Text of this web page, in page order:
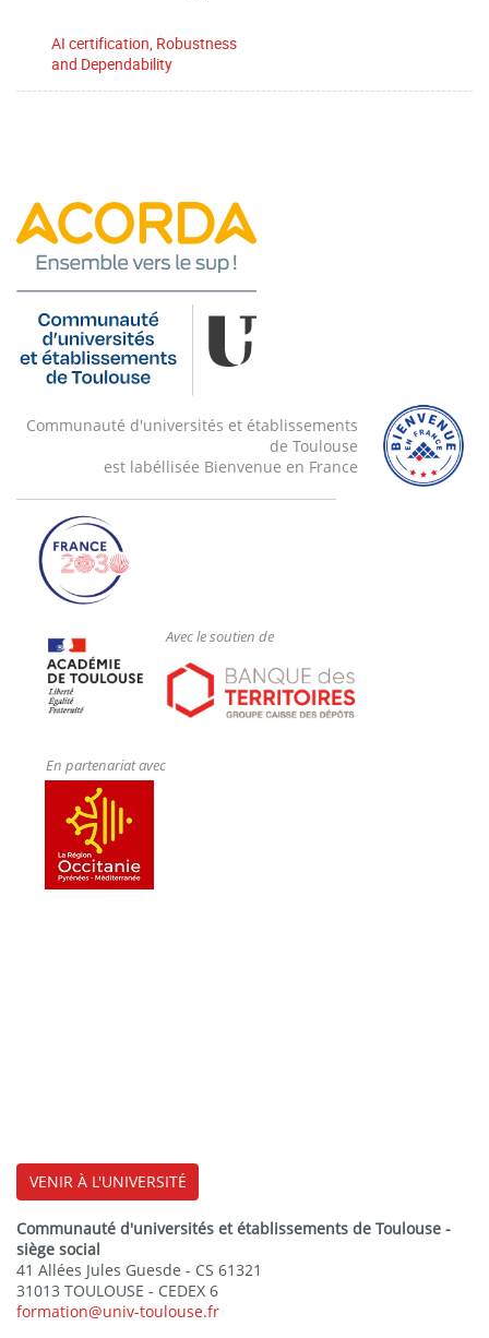
AI certification, Robustness
and Dependability
Communauté d'universités et établissements
de Toulouse
est labéllisée Bienvenue en France
Avec le soutien de
En partenariat avec
VENIR À L'UNIVERSITÉ
Communauté d'universités et établissements de Toulouse -
siège social
41 Allées Jules Guesde - CS 61321
31013 TOULOUSE - CEDEX 6
formation@univ-toulouse.fr